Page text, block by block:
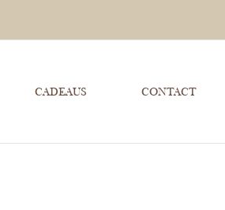
CADEAUS CONTACT